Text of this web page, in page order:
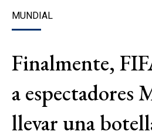
MUNDIAL
Finalmente,
a espectadores
llevar una